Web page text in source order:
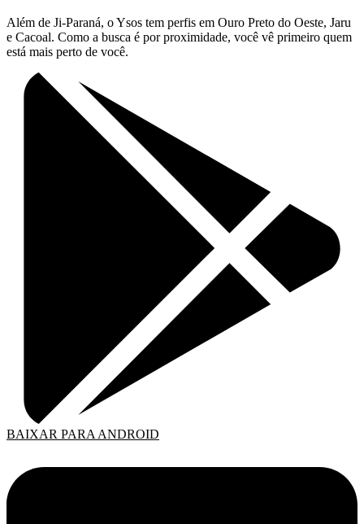
Além de Ji-Paraná, o Ysos tem perfis em Ouro Preto do Oeste, Jaru
e Cacoal. Como a busca é por proximidade, você vê primeiro quem
está mais perto de você.
BAIXAR PARA ANDROID